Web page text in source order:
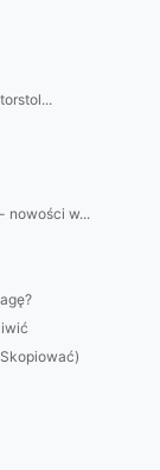
nowości w...